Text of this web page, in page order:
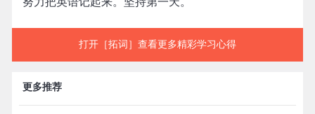
打开［拓词］查看更多精彩学习心得
更多推荐